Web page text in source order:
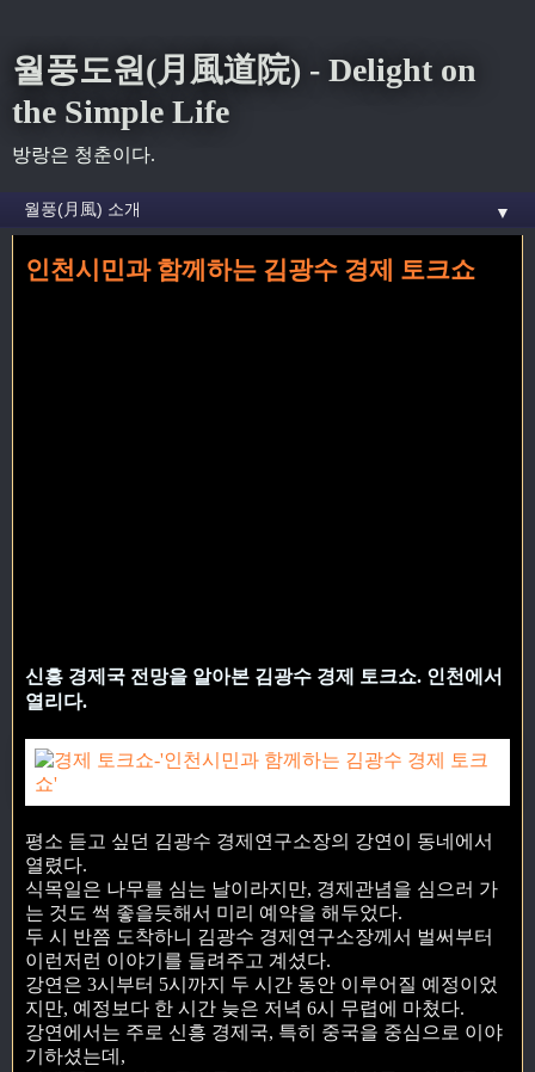
월풍도원(月風道院) - Delight on
the Simple Life
방랑은 청춘이다.
▼
홈» 김광수 꼬리가 달린 글
인천시민과 함께하는 김광수 경제 토크쇼
신흥 경제국 전망을 알아본 김광수 경제 토크쇼. 인천에서
열리다.
평소 듣고 싶던 김광수 경제연구소장의 강연이 동네에서
열렸다.
식목일은 나무를 심는 날이라지만, 경제관념을 심으러 가
는 것도 썩 좋을듯해서 미리 예약을 해두었다.
두 시 반쯤 도착하니 김광수 경제연구소장께서 벌써부터
이런저런 이야기를 들려주고 계셨다.
강연은 3시부터 5시까지 두 시간 동안 이루어질 예정이었
지만, 예정보다 한 시간 늦은 저녁 6시 무렵에 마쳤다.
강연에서는 주로 신흥 경제국, 특히 중국을 중심으로 이야
기하셨는데,